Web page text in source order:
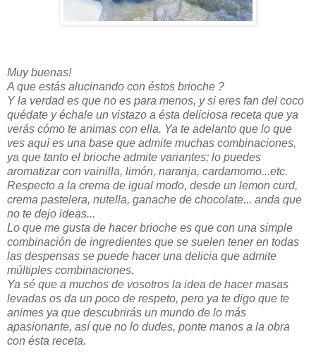
Muy buenas!
A que estás alucinando con éstos brioche ?
Y la verdad es que no es para menos, y si eres fan del coco
quédate y échale un vistazo a ésta deliciosa receta que ya
verás cómo te animas con ella. Ya te adelanto que lo que
ves aquí es una base que admite muchas combinaciones,
ya que tanto el brioche admite variantes; lo puedes
aromatizar con vainilla, limón, naranja, cardamomo...etc.
Respecto a la crema de igual modo, desde un lemon curd,
crema pastelera, nutella, ganache de chocolate... anda que
no te dejo ideas...
Lo que me gusta de hacer brioche es que con una simple
combinación de ingredientes que se suelen tener en todas
las despensas se puede hacer una delicia que admite
múltiples combinaciones.
Ya sé que a muchos de vosotros la idea de hacer masas
levadas os da un poco de respeto, pero ya te digo que te
animes ya que descubrirás un mundo de lo más
apasionante, así que no lo dudes, ponte manos a la obra
con ésta receta.